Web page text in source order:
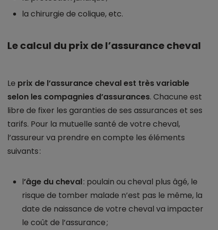
la chirurgie de colique, etc.
Le calcul du prix de l’assurance cheval
Le prix de l’assurance cheval est très variable
selon les compagnies d’assurances. Chacune est
libre de fixer les garanties de ses assurances et ses
tarifs. Pour la mutuelle santé de votre cheval,
l’assureur va prendre en compte les éléments
suivants :
l’âge du cheval: poulain ou cheval plus âgé, le
risque de tomber malade n’est pas le même, la
date de naissance de votre cheval va impacter
le coût de l’assurance ;